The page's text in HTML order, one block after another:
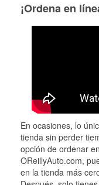
¡Ordena en
En ocasiones, lo
tienda sin perder
opción de ordenar
OReillyAuto.com,
en la tienda más